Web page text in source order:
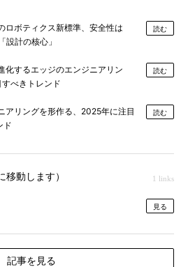
ロボティクス新標準、安全性は
設計の核心」
読む
化するエッジのエンジニアリン
べきトレンド
読む
アリングを形作る、2025年に注目
ド
読む
動します） 1 links
見る
記事を見る